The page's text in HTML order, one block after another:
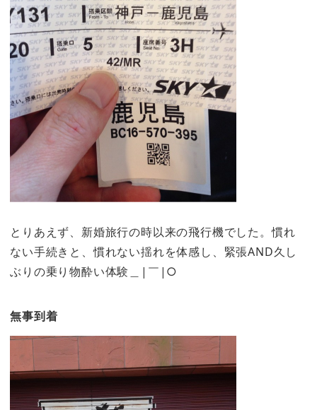
とりあえず、新婚旅行の時以来の飛行機でした。慣れ
ない手続きと、慣れない揺れを体感し、緊張AND久し
ぶりの乗り物酔い体験＿|￣|○
無事到着